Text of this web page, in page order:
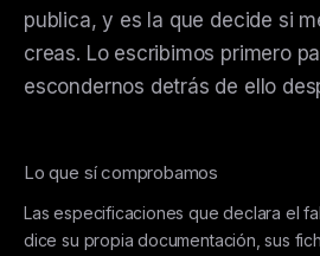
publica, y es la que decide si
creas. Lo escribimos primero
escondernos detrás de ello
Lo que sí comprobamos
Las especificaciones que declara el
dice su propia documentación, sus